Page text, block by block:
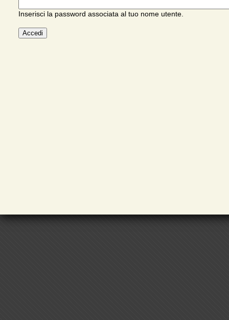
Inserisci la password associata al tuo nome utente.